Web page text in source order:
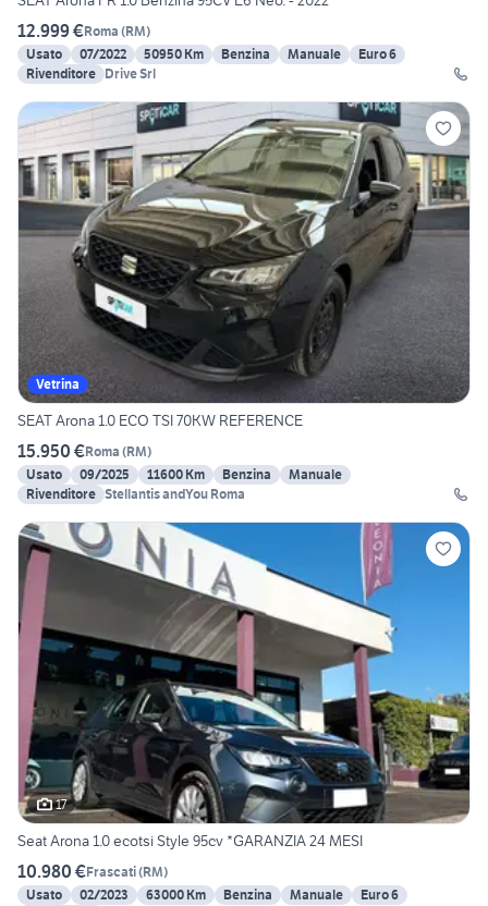
12.999 €Roma (RM)
Usato
07/2022 50950 Km Benzina Manuale
Euro 6
Rivenditore Drive Srl
Vetrina
SEAT Arona 1.0 ECO TSI 70KW REFERENCE
15.950 €Roma (RM)
Usato
09/2025 11600 Km Benzina
Manuale
Rivenditore Stellantis andYou Roma
17
Seat Arona 1.0 ecotsi Style 95cv *GARANZIA 24 MESI
10.980 €Frascati(RM)
Usato
02/2023 63000 Km Benzina Manuale
Euro 6